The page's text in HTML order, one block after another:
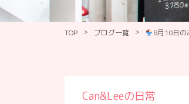
TOP > ブログ一覧 > 8月10日の
Can&Leeの日常